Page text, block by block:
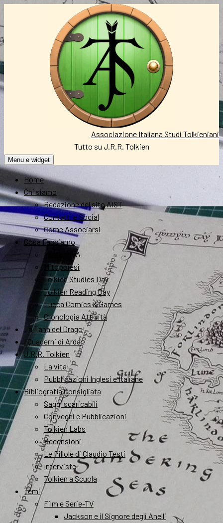
Associazione Italiana Studi Tolkieniani
Tutto su J.R.R. Tolkien
Menu e widget
Home
Chi siamo
Redazione del sito AIST
Contatti e Social
Come Associarsi
Cosa Facciamo
FantastikA
Mitopoiesi
Tolkien Studies Day
Tolkien Reading Day
Lucca Comics & Games
Cronologia Attività
La Tana del Drago
I Quaderni di Arda
J.R.R. Tolkien
La vita
Pubblicazioni Inglesi e Italiane
Bibliografia Consigliata
Saggi scaricabili
Convegni e Pubblicazioni
Tolkien Labs
Recensioni
Le Pillole di Claudio Testi
Interviste
Tolkien a Scuola
Temi
Film e Serie-TV
Jackson e il Signore degli Anelli